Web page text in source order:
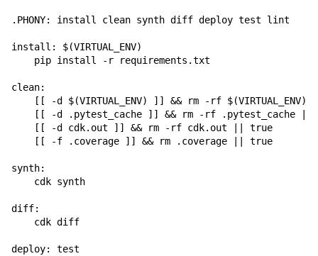
.PHONY: install clean synth diff deploy test lint
install: $(VIRTUAL_ENV)
    pip install -r requirements.txt
clean:
[[ -d $(VIRTUAL_ENV) ]] && rm -rf $(VIRTUAL_ENV)
[[ -d .pytest_cache ]] && rm -rf .pytest_cache ||
    [[ -d cdk.out ]] && rm -rf cdk.out || true
    [[ -f .coverage ]] && rm .coverage || true
synth:
    cdk synth
diff:
    cdk diff
deploy: test